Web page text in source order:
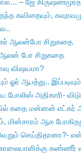
– ஜே
கவிதையும்,
ஆலன்போ சிறுகதை
ஆலன் போ சிறுகதை
விஷயமா?
ஓர் ஆபத்து..
போலிஸ் அதிகாரி-
கதை மன்னன்
மின்சாரம் ஆக
செய்திதானா?-
கண்ணீர்